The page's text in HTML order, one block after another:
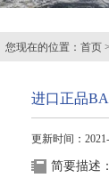
您现在的位置： 首页 >
进口正品
更新时间：
简要描述：